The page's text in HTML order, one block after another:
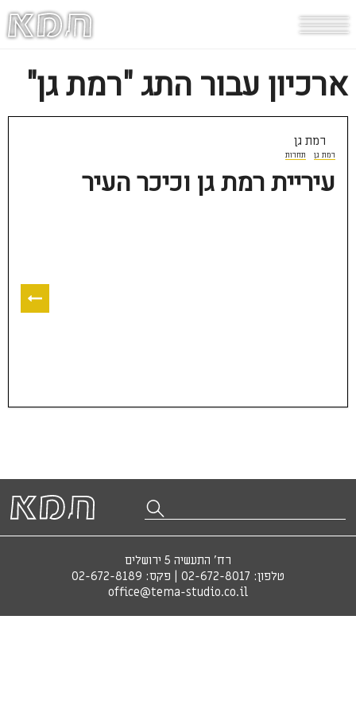
ארכיון עבור התג "רמת גן"
רמת גן
רמת גן תחרות
עיריית רמת גן וכיכר העיר
רח' התעשיה 5 ירושלים
טלפון: 02-672-8017 | פקס: 02-672-8189
office@tema-studio.co.il